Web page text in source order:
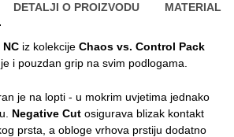
DETALJI O PROIZVODU MATERIAL
iz kolekcije Chaos vs. Control Pack
i pouzdan grip na svim podlogama.
je na lopti - u mokrim uvjetima jednako
Negative Cut osigurava blizak kontakt
prsta, a obloge vrhova prstiju dodatno